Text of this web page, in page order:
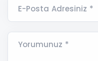
E-Posta Adresiniz *
Yorumunuz *